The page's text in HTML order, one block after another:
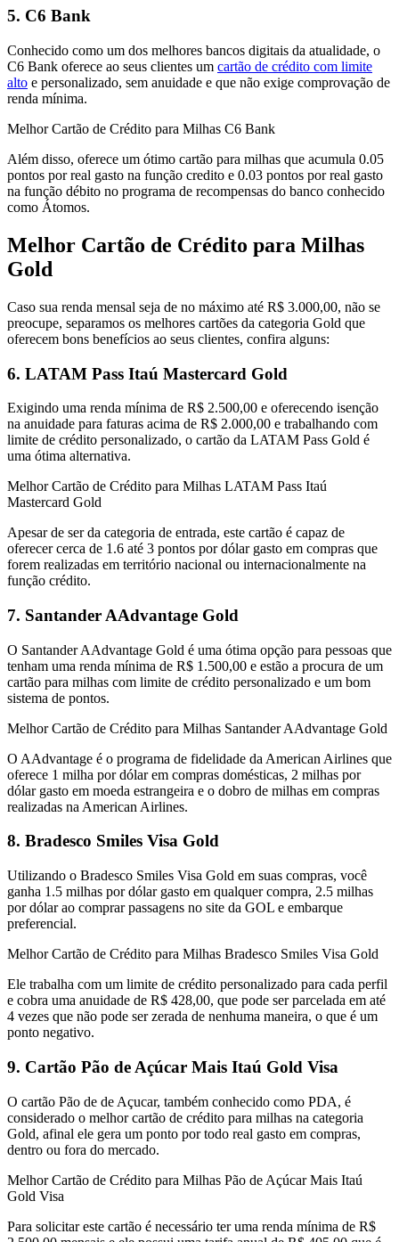
5. C6 Bank
Conhecido como um dos melhores bancos digitais da atualidade, o
C6 Bank oferece ao seus clientes um cartão de crédito com limite
alto e personalizado, sem anuidade e que não exige comprovação de
renda mínima.
Melhor Cartão de Crédito para Milhas C6 Bank
Além disso, oferece um ótimo cartão para milhas que acumula 0.05
pontos por real gasto na função credito e 0.03 pontos por real gasto
na função débito no programa de recompensas do banco conhecido
como Átomos.
Melhor Cartão de Crédito para Milhas
Gold
Caso sua renda mensal seja de no máximo até R$ 3.000,00, não se
preocupe, separamos os melhores cartões da categoria Gold que
oferecem bons benefícios ao seus clientes, confira alguns:
6. LATAM Pass Itaú Mastercard Gold
Exigindo uma renda mínima de R$ 2.500,00 e oferecendo isenção
na anuidade para faturas acima de R$ 2.000,00 e trabalhando com
limite de crédito personalizado, o cartão da LATAM Pass Gold é
uma ótima alternativa.
Melhor Cartão de Crédito para Milhas LATAM Pass Itaú
Mastercard Gold
Apesar de ser da categoria de entrada, este cartão é capaz de
oferecer cerca de 1.6 até 3 pontos por dólar gasto em compras que
forem realizadas em território nacional ou internacionalmente na
função crédito.
7. Santander AAdvantage Gold
O Santander AAdvantage Gold é uma ótima opção para pessoas que
tenham uma renda mínima de R$ 1.500,00 e estão a procura de um
cartão para milhas com limite de crédito personalizado e um bom
sistema de pontos.
Melhor Cartão de Crédito para Milhas Santander AAdvantage Gold
O AAdvantage é o programa de fidelidade da American Airlines que
oferece 1 milha por dólar em compras domésticas, 2 milhas por
dólar gasto em moeda estrangeira e o dobro de milhas em compras
realizadas na American Airlines.
8. Bradesco Smiles Visa Gold
Utilizando o Bradesco Smiles Visa Gold em suas compras, você
ganha 1.5 milhas por dólar gasto em qualquer compra, 2.5 milhas
por dólar ao comprar passagens no site da GOL e embarque
preferencial.
Melhor Cartão de Crédito para Milhas Bradesco Smiles Visa Gold
Ele trabalha com um limite de crédito personalizado para cada perfil
e cobra uma anuidade de R$ 428,00, que pode ser parcelada em até
4 vezes que não pode ser zerada de nenhuma maneira, o que é um
ponto negativo.
9. Cartão Pão de Açúcar Mais Itaú Gold Visa
O cartão Pão de de Açucar, também conhecido como PDA, é
considerado o melhor cartão de crédito para milhas na categoria
Gold, afinal ele gera um ponto por todo real gasto em compras,
dentro ou fora do mercado.
Melhor Cartão de Crédito para Milhas Pão de Açúcar Mais Itaú
Gold Visa
Para solicitar este cartão é necessário ter uma renda mínima de R$